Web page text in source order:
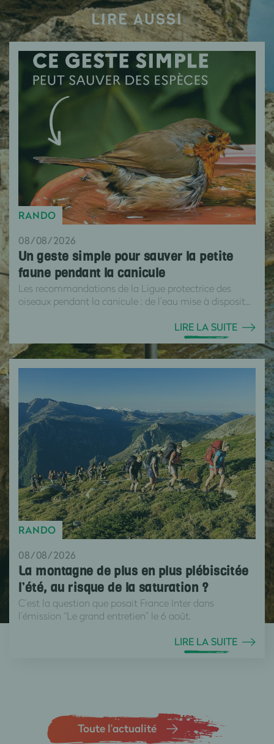
LIRE AUSSI
RANDO
08/08/2026
Un geste simple pour sauver la petite
faune pendant la canicule
Les recommandations de la Ligue protectrice des
oiseaux pendant la canicule : de l’eau mise à disposit...
LIRE LA SUITE
RANDO
08/08/2026
La montagne de plus en plus plébiscitée
l’été, au risque de la saturation ?
C’est la question que posait France Inter dans
l’émission “Le grand entretien” le 6 août.
LIRE LA SUITE
Toute l’actualité